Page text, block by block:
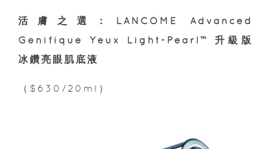
活膚之選：LANCÔME Advanced
Génifique Yeux Light-Pearl™ 升級版
冰鑽亮眼肌底液
（$630/20ml）